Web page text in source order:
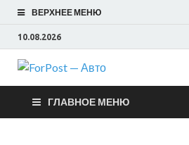
ВЕРХНЕЕ МЕНЮ
10.08.2026
Авто
ГЛАВНОЕ МЕНЮ